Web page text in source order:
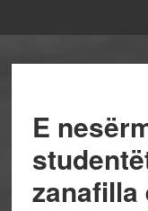
E
zanafilla